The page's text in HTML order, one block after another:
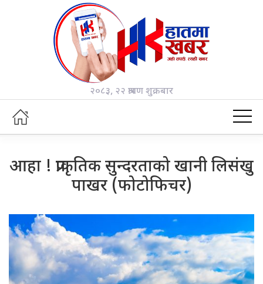
२०८३, २२ श्रावण शुक्रबार
आहा ! प्राकृतिक सुन्दरताको खानी लिसंखु
पाखर (फोटोफिचर)